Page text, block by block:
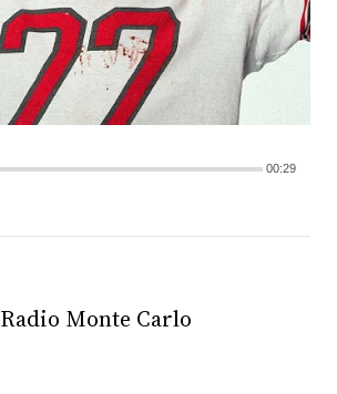
00:29
Radio Monte Carlo